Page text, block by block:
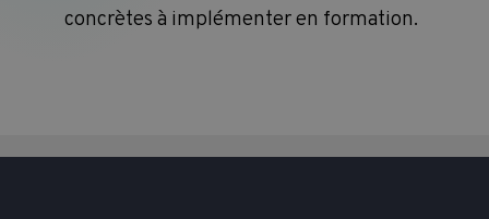
concrètes à implémenter en formation.